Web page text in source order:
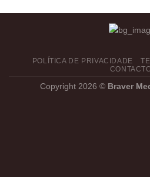
POLÍTICA DE PRIVACIDADE
Copyright 2026 © Braver